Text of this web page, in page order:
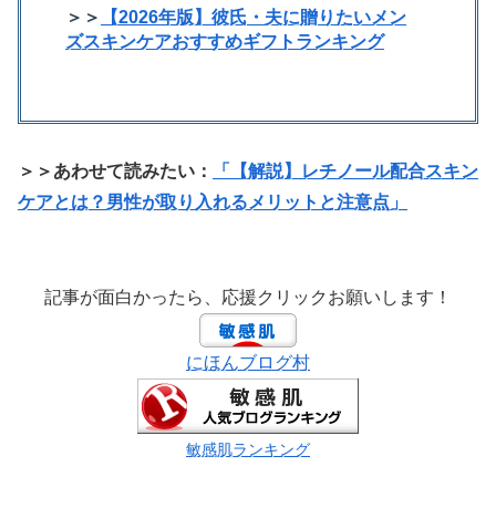
＞＞
【2026年版】彼氏・夫に贈りたいメン
ズスキンケアおすすめギフトランキング
＞＞あわせて読みたい：
「【解説】レチノール配合スキン
ケアとは？男性が取り入れるメリットと注意点」
記事が面白かったら、応援クリックお願いします！
にほんブログ村
敏感肌ランキング